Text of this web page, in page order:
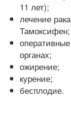
11 лет);
лечение
Тамоксифен;
органах;
ожирение;
курение;
бесплодие.